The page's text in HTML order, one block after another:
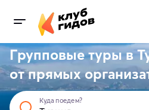
Групповые туры в
отпрямых
Куда поедем?